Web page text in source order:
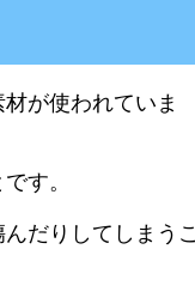
が使われていま
す。
だりしてしまうこ